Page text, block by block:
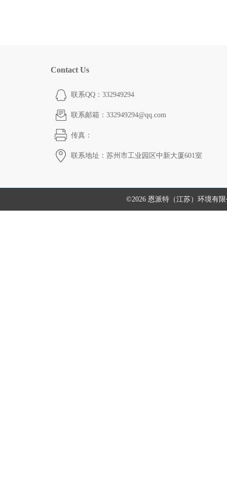
Contact Us
联系QQ：332949294
联系邮箱：332949294@qq.com
传真：
联系地址：苏州市工业园区中新大厦601室
©2026 恩派特（江苏）环境有